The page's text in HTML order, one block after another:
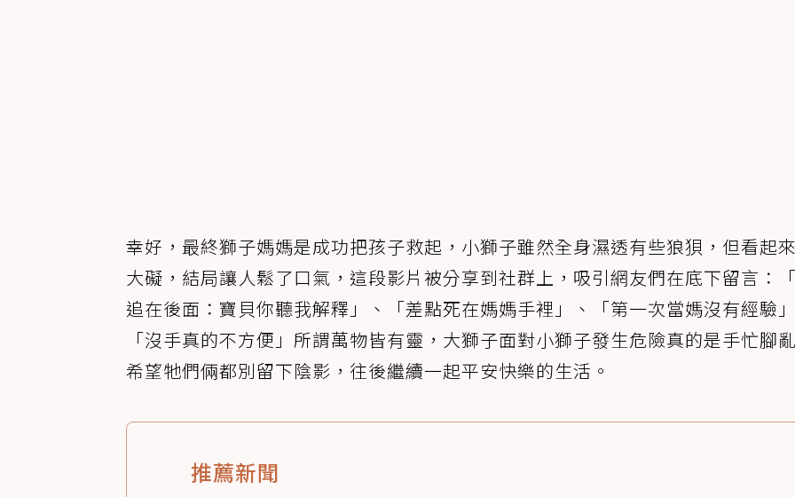
幸好，最終獅子媽媽是成功把孩子救起，小獅子雖然全身濕透有些狼狽，但看起
大礙，結局讓人鬆了口氣，這段影片被分享到社群上，吸引網友們在底下留言：
追在後面：寶貝你聽我解釋」、「差點死在媽媽手裡」、「第一次當媽沒有經驗」
「沒手真的不方便」所謂萬物皆有靈，大獅子面對小獅子發生危險真的是手忙腳亂
希望牠們倆都別留下陰影，往後繼續一起平安快樂的生活。
推薦新聞